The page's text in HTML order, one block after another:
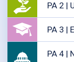
PA 2 |
PA 3 |
PA 4 |